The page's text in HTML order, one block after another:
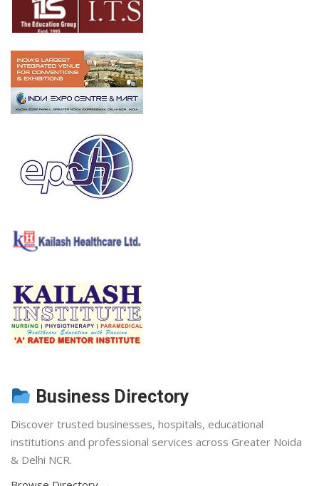
Business Directory
Discover trusted businesses, hospitals, educational
institutions and professional services across Greater Noida
& Delhi NCR.